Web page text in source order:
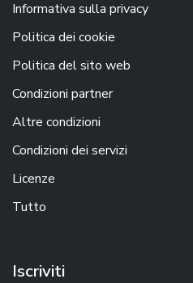
Informativa sulla privacy
Politica dei cookie
Politica del sito web
Condizioni partner
Altre condizioni
Condizioni dei servizi
Licenze
Tutto
Iscriviti